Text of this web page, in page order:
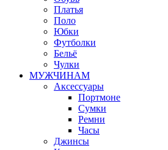
Платья
Поло
Юбки
Футболки
Бельё
Чулки
МУЖЧИНАМ
Аксессуары
Портмоне
Сумки
Ремни
Часы
Джинсы